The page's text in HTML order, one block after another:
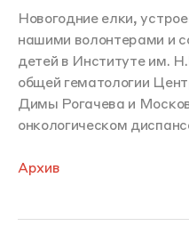
Новогодние елки,
нашими волонтерами и
детей в Институте им.
общей гематологии
Димы Рогачева и
онкологическом
Архив